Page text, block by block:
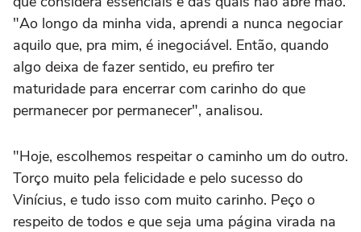
"Ao longo da minha vida, aprendi a nunca negociar
aquilo que, pra mim, é inegociável. Então, quando
algo deixa de fazer sentido, eu prefiro ter
maturidade para encerrar com carinho do que
permanecer por permanecer", analisou.
"Hoje, escolhemos respeitar o caminho um do outro.
Torço muito pela felicidade e pelo sucesso do
Vinícius, e tudo isso com muito carinho. Peço o
respeito de todos e que seja uma página virada na